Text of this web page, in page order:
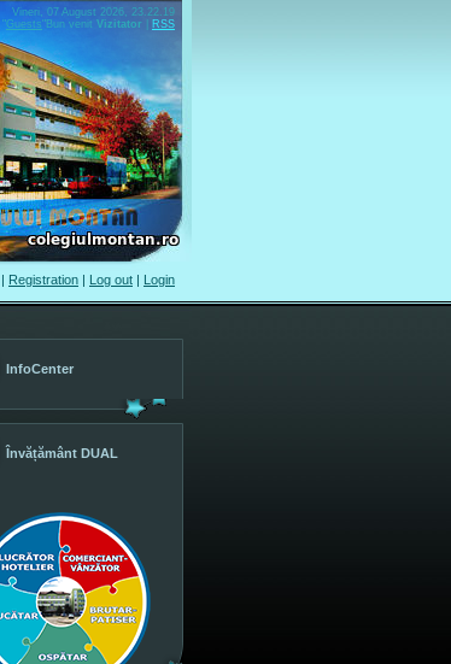
Vineri, 07 August 2026, 23.22.19
"Guests" Bun venit Vizitator RSS
| Registration | Log out | Login
InfoCenter
Învățământ DUAL